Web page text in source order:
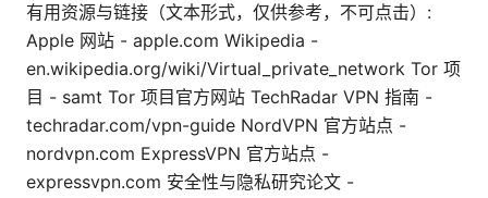
有用资源与链接（文本形式，仅供参考，不可点击）:
Apple 网站 - apple.com Wikipedia -
en.wikipedia.org/wiki/Virtual_private_network Tor 项
目 - samt Tor 项目官方网站 TechRadar VPN 指南 -
techradar.com/vpn-guide NordVPN 官方站点 -
nordvpn.com ExpressVPN 官方站点 -
expressvpn.com 安全性与隐私研究论文 -